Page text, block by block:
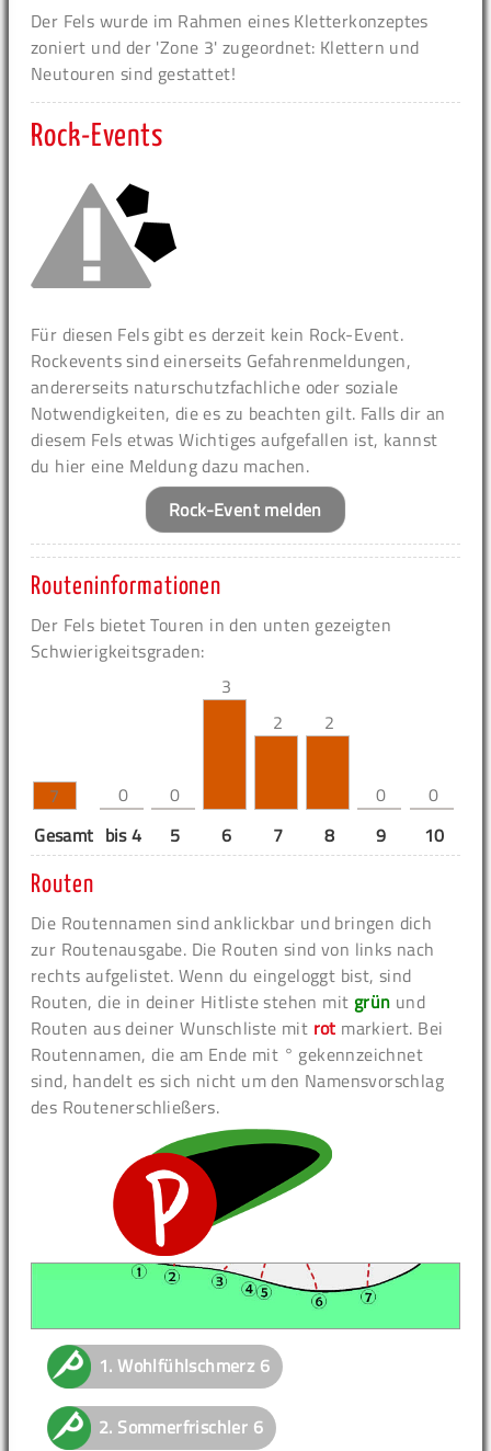
Der Fels wurde im Rahmen eines Kletterkonzeptes
zoniert und der 'Zone 3' zugeordnet: Klettern und
Neutouren sind gestattet!
Rock-Events
Für diesen Fels gibt es derzeit kein Rock-Event.
Rockevents sind einerseits Gefahrenmeldungen,
andererseits naturschutzfachliche oder soziale
Notwendigkeiten, die es zu beachten gilt. Falls dir an
diesem Fels etwas Wichtiges aufgefallen ist, kannst
du hier eine Meldung dazu machen.
Rock-Event melden
Routeninformationen
Der Fels bietet Touren in den unten gezeigten
Schwierigkeitsgraden:
7 0 0
3
2
2
0 0
Gesamt bis 4 5 6 7 8 9 10
Routen
Die Routennamen sind anklickbar und bringen dich
zur Routenausgabe. Die Routen sind von links nach
rechts aufgelistet. Wenn du eingeloggt bist, sind
Routen, die in deiner Hitliste stehen mit grün und
Routen aus deiner Wunschliste mit rot markiert. Bei
Routennamen, die am Ende mit ° gekennzeichnet
sind, handelt es sich nicht um den Namensvorschlag
des Routenerschließers.
1.Wohlfühlschmerz 6
2. Sommerfrischler 6